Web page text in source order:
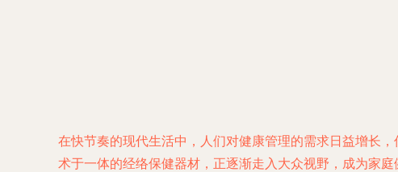
在快节奏的现代生活中，人们对健康管理的需求日益增长
术于一体的经络保健器材，正逐渐走入大众视野，成为家庭